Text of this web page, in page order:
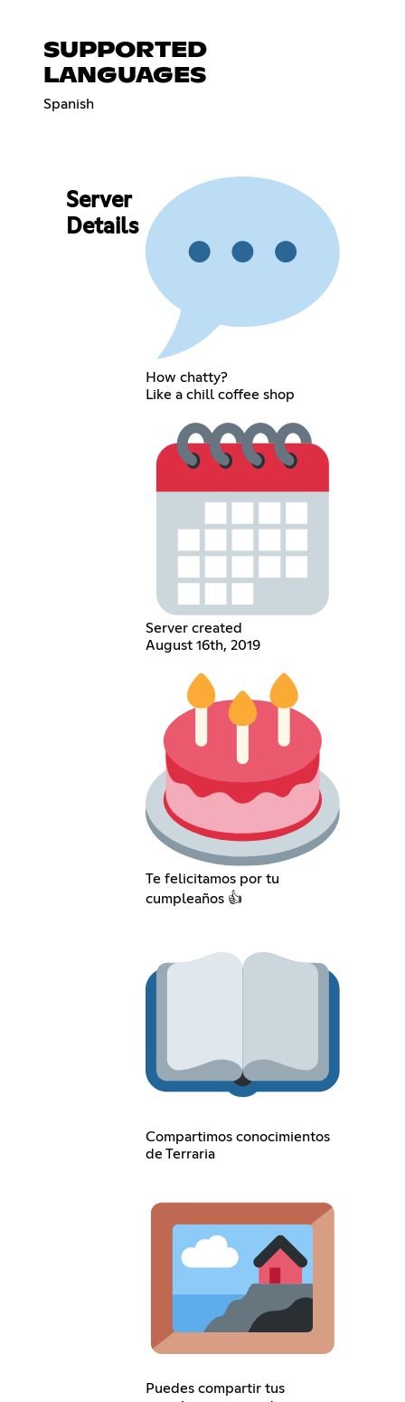
SUPPORTED
LANGUAGES
Spanish
Server
Details
How chatty?
Like a chill coffee shop
Server created
August 16th, 2019
Te felicitamos por tu
cumpleaños 👍
Compartimos conocimientos
de Terraria
Puedes compartir tus